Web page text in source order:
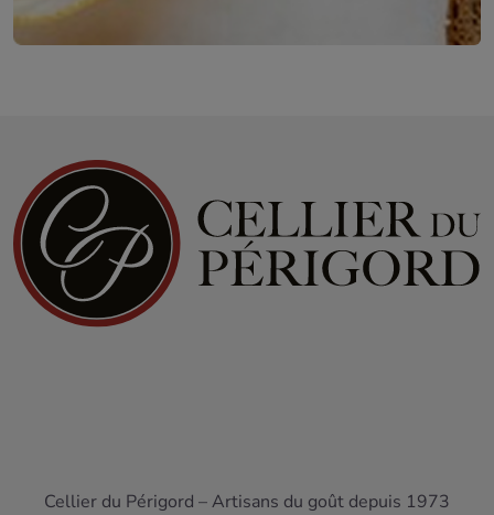
Cellier du Périgord – Artisans du goût depuis 1973